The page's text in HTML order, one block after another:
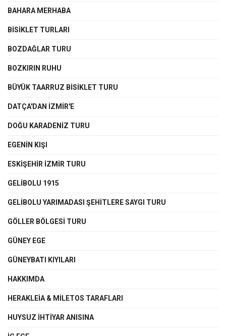
BAHARA MERHABA
BİSİKLET TURLARI
BOZDAĞLAR TURU
BOZKIRIN RUHU
BÜYÜK TAARRUZ BİSİKLET TURU
DATÇA'DAN İZMİR'E
DOĞU KARADENİZ TURU
EGENIN KIŞI
ESKİŞEHİR İZMİR TURU
GELİBOLU 1915
GELİBOLU YARIMADASI ŞEHİTLERE SAYGI TURU
GÖLLER BÖLGESİ TURU
GÜNEY EGE
GÜNEYBATI KIYILARI
HAKKIMDA
HERAKLEİA & MİLETOS TARAFLARI
HUYSUZ İHTİYAR ANISINA